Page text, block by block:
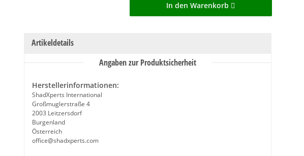
In den Warenkorb
Artikeldetails
Angaben zur Produktsicherheit
Herstellerinformationen:
ShadXperts International
Großmuglerstraße 4
2003 Leitzersdorf
Burgenland
Österreich
office@shadxperts.com